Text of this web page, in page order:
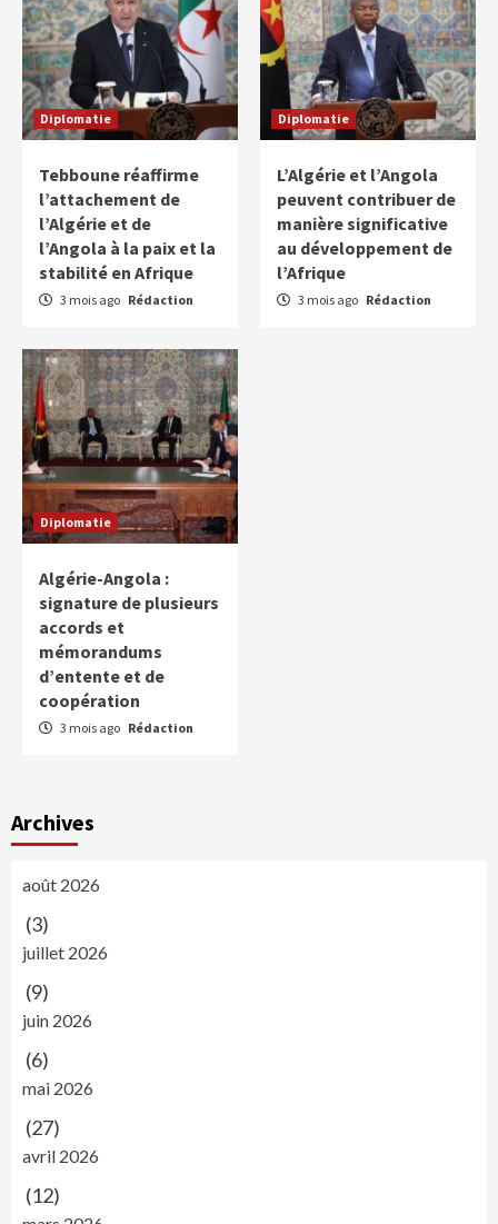
Diplomatie
Tebboune réaffirme
l’attachement de
l’Algérie et de
l’Angola à la paix et la
stabilité en Afrique
3 mois ago Rédaction
Diplomatie
L’Algérie et l’Angola
peuvent contribuer de
manière significative
au développement de
l’Afrique
3 mois ago Rédaction
Diplomatie
Algérie-Angola :
signature de plusieurs
accords et
mémorandums
d’entente et de
coopération
3 mois ago Rédaction
Archives
août 2026
(3)
juillet 2026
(9)
juin 2026
(6)
mai 2026
(27)
avril 2026
(12)